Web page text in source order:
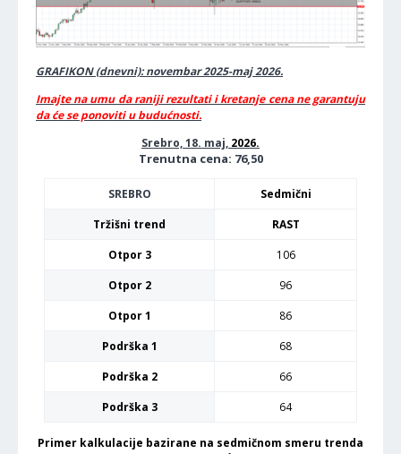
GRAFIKON (dnevni): novembar 2025-maj 2026.
Imajte na umu da raniji rezultati i kretanje cena ne garantuju
da će se ponoviti u budućnosti.
Srebro, 18. maj, 2026.
Trenutna cena: 76,50
SREBRO
Sedmični
Tržišni trend
RAST
Otpor 3
106
Otpor 2
96
Otpor 1
86
Podrška 1
68
Podrška 2
66
Podrška 3
64
Primer kalkulacije bazirane na sedmičnom smeru trenda